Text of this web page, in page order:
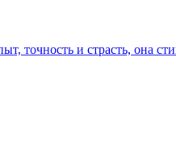
точность и страсть, она